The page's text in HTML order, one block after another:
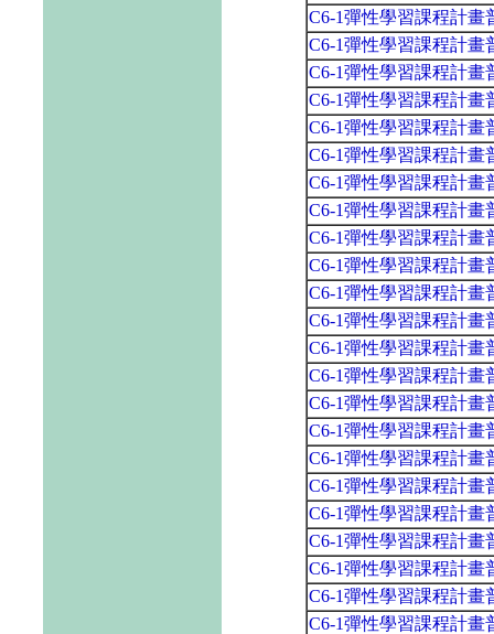
C6-1彈性學習課程計畫
C6-1彈性學習課程計
C6-1彈性學習課程計畫
C6-1彈性學習課程計
C6-1彈性學習課程計畫
C6-1彈性學習課程計畫
C6-1彈性學習課程計
C6-1彈性學習課程計畫
C6-1彈性學習課程計畫
C6-1彈性學習課程計畫
C6-1彈性學習課程計
C6-1彈性學習課程計畫
C6-1彈性學習課程計畫
C6-1彈性學習課程計畫
C6-1彈性學習課程計畫
C6-1彈性學習課程計畫
C6-1彈性學習課程計
C6-1彈性學習課程計畫
C6-1彈性學習課程計畫
C6-1彈性學習課程計畫
C6-1彈性學習課程計畫
C6-1彈性學習課程計畫
C6-1彈性學習課程計